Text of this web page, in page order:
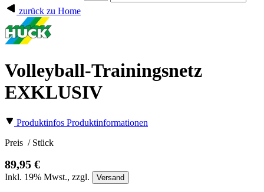
zurück zu Home
Volleyball-Trainingsnetz
EXKLUSIV
Produktinfos Produktinformationen
Preis / Stück
89,95 €
Inkl. 19% Mwst., zzgl. Versand